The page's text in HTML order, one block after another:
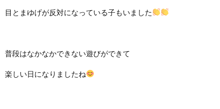
目とまゆげが反対になっている子もいました
普段はなかなかできない遊びができて
楽しい日になりましたね